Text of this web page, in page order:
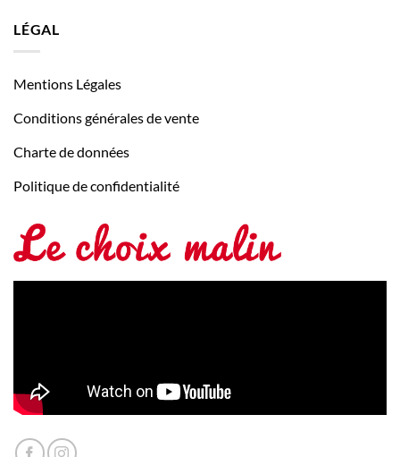
LÉGAL
Mentions Légales
Conditions générales de vente
Charte de données
Politique de confidentialité